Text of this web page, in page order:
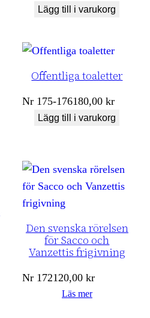
Lägg till i varukorg
Offentliga toaletter
Nr 175-176180,00kr
Lägg till i varukorg
Den svenska rörelsen
för Sacco och
Vanzettis frigivning
Nr 172120,00kr
Läs mer